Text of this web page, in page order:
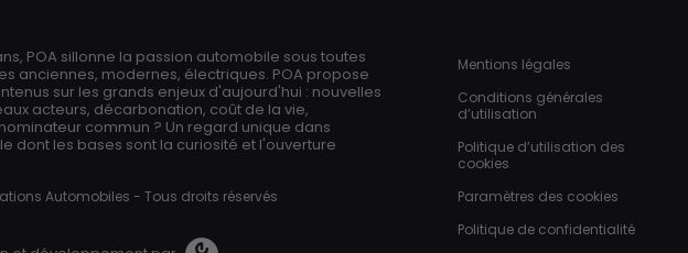
POA sillonne la passion automobile sous toutes
anciennes, modernes, électriques. POA propose
sur les grands enjeux d'aujourd'hui : nouvelles
acteurs, décarbonation, coût de la vie,
commun ? Un regard unique dans
dont les bases sont la curiosité et l'ouverture
Automobiles - Tous droits réservés
Pied de page
Mentions légales
Conditions générales
d’utilisation
Politique d’utilisation des
cookies
Paramètres des cookies
Politique de confidentialité